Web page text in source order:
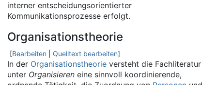
interner entscheidungsorientierter
Kommunikationsprozesse erfolgt.
Organisationstheorie
[Bearbeiten Quelltext bearbeiten]
In der Organisationstheorie versteht die Fachliteratur
unter Organisieren eine sinnvoll koordinierende,